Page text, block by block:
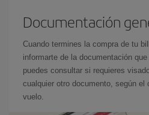
Documentación
Cuando termines la compra de tu
informarte de la documentación
puedes consultar si requieres
cualquier otro documento, según el
vuelo.